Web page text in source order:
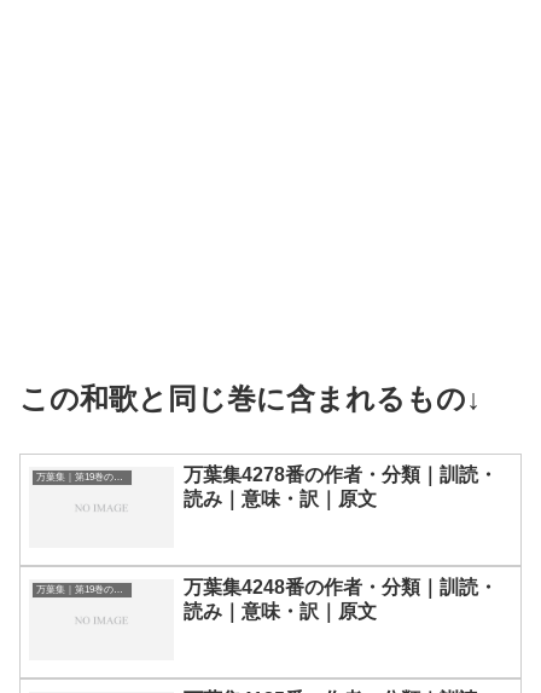
この和歌と同じ巻に含まれるもの↓
万葉集｜第19巻の和歌一覧
万葉集4278番の作者・分類｜訓読・
読み｜意味・訳｜原文
万葉集｜第19巻の和歌一覧
万葉集4248番の作者・分類｜訓読・
読み｜意味・訳｜原文